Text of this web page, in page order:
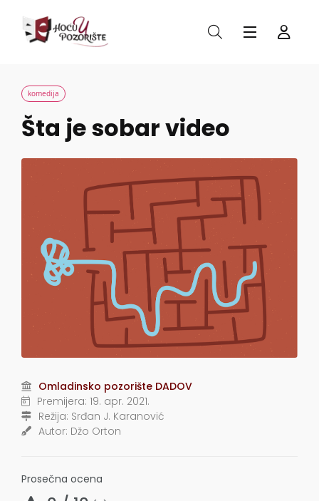
komedija
Šta je sobar video
Omladinsko pozorište DADOV
Premijera: 19. apr. 2021.
Režija: Srđan J. Karanović
Autor: Džo Orton
Prosečna ocena